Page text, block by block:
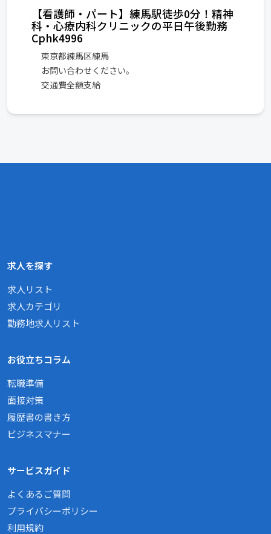
【看護師・パート】練馬駅徒歩0分！精神
科・心療内科クリニックの平日午後勤務
Cphk4996
東京都練馬区練馬
お問い合わせください。
交通費全額支給
求人を探す
求人リスト
求人カテゴリ
勤務地求人リスト
お役立ちコラム
転職準備
面接対策
履歴書の書き方
ビジネスマナー
サービスガイド
よくあるご質問
プライバシーポリシー
利用規約